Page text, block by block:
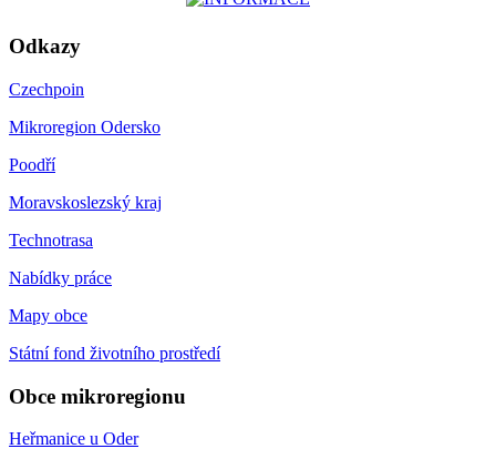
Odkazy
Czechpoin
Mikroregion Odersko
Poodří
Moravskoslezský kraj
Technotrasa
Nabídky práce
Mapy obce
Státní fond životního prostředí
Obce mikroregionu
Heřmanice u Oder